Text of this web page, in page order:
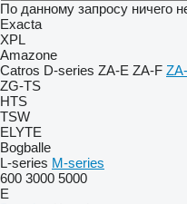
По данному запросу ничего
Exacta
XPL
Amazone
Catros D-series ZA-E ZA-F
ZG-TS
HTS
TSW
ELYTE
Bogballe
L-series M-series
600 3000 5000
E